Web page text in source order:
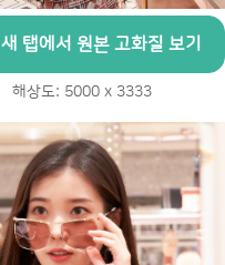
새 탭에서 원본 고화질 보기
해상도: 5000 x 3333